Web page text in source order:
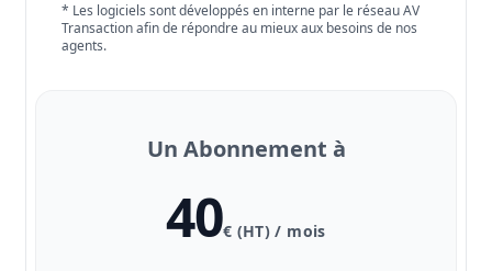
* Les logiciels sont développés en interne par le réseau AV
Transaction afin de répondre au mieux aux besoins de nos
agents.
Un Abonnement à
40€ (HT) / mois